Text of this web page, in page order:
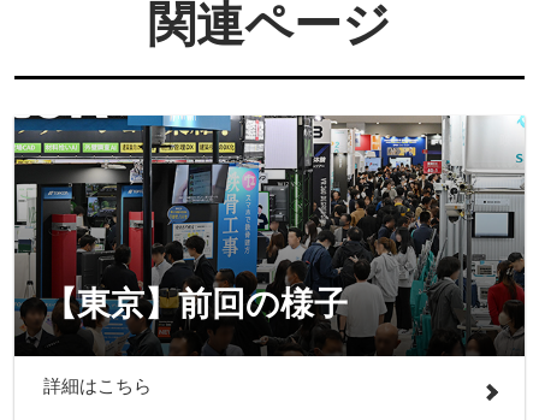
関連ページ
【東京】前回の様子
詳細はこちら